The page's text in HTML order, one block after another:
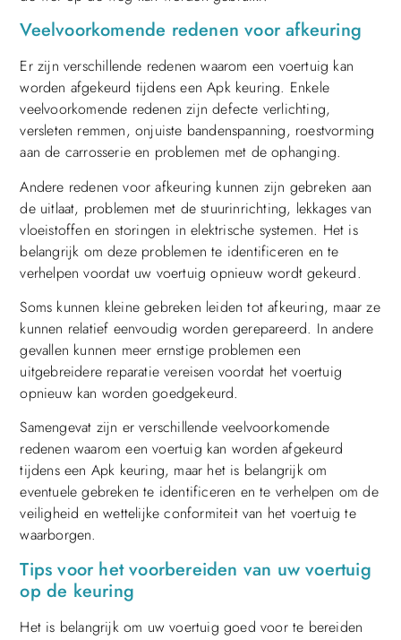
Veelvoorkomende redenen voor afkeuring
Er zijn verschillende redenen waarom een voertuig kan
worden afgekeurd tijdens een Apk keuring. Enkele
veelvoorkomende redenen zijn defecte verlichting,
versleten remmen, onjuiste bandenspanning, roestvorming
aan de carrosserie en problemen met de ophanging.
Andere redenen voor afkeuring kunnen zijn gebreken aan
de uitlaat, problemen met de stuurinrichting, lekkages van
vloeistoffen en storingen in elektrische systemen. Het is
belangrijk om deze problemen te identificeren en te
verhelpen voordat uw voertuig opnieuw wordt gekeurd.
Soms kunnen kleine gebreken leiden tot afkeuring, maar ze
kunnen relatief eenvoudig worden gerepareerd. In andere
gevallen kunnen meer ernstige problemen een
uitgebreidere reparatie vereisen voordat het voertuig
opnieuw kan worden goedgekeurd.
Samengevat zijn er verschillende veelvoorkomende
redenen waarom een voertuig kan worden afgekeurd
tijdens een Apk keuring, maar het is belangrijk om
eventuele gebreken te identificeren en te verhelpen om de
veiligheid en wettelijke conformiteit van het voertuig te
waarborgen.
Tips voor het voorbereiden van uw voertuig
op de keuring
Het is belangrijk om uw voertuig goed voor te bereiden